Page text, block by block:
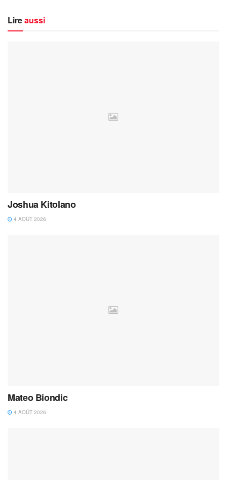
Lireaussi
Joshua Kitolano
4 AOÛT 2026
Mateo Biondic
4 AOÛT 2026